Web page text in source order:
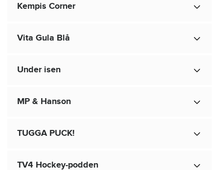
Kempis Corner
Vita Gula Blå
Under isen
MP & Hanson
TUGGA PUCK!
TV4 Hockey-podden